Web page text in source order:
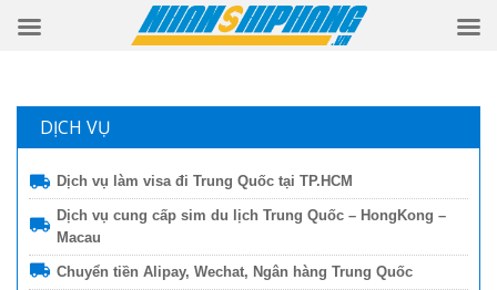
DỊCH VỤ
Dịch vụ làm visa đi Trung Quốc tại TP.HCM
Dịch vụ cung cấp sim du lịch Trung Quốc – HongKong –
Macau
Chuyển tiền Alipay, Wechat, Ngân hàng Trung Quốc